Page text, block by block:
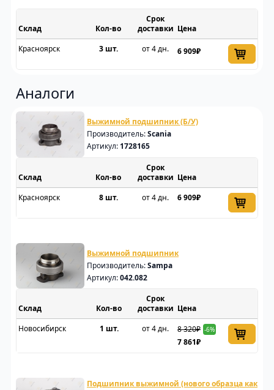
Склад
Срок
доставки Цена
Красноярск
3 шт. от 4 дн. 6 909₽
Аналоги
Выжимной подшипник (Б/У)
Производитель:Scania
Артикул: 1728165
Склад
Срок
доставки Цена
Красноярск
8 шт. от 4 дн. 6 909₽
Выжимной подшипник
Производитель:Sampa
Артикул:042.082
Склад
Срок
доставки Цена
Новосибирск
1 шт. от 4 дн. 8 320₽ -6%
7 861₽
Подшипник выжимной (нового образца как